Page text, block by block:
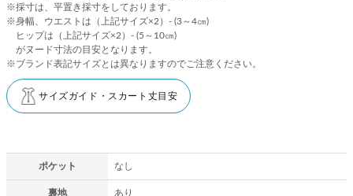
※採寸は、平置き採寸をしております。
※身幅、ウエストは（上記サイズ×2）- (3～4㎝)
ヒップは（上記サイズ×2）- (5～10㎝)
がヌード寸法の目安となります。
※ブランド表記サイズとは異なりますのでご注意ください。
サイズガイド・スカート丈目安
ポケット なし
裏地 あり